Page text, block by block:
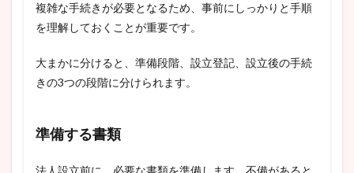
複雑な手続きが必要となるため、事前にしっかりと手順
を理解しておくことが重要です。
大まかに分けると、準備段階、設立登記、設立後の手続
きの3つの段階に分けられます。
準備する書類